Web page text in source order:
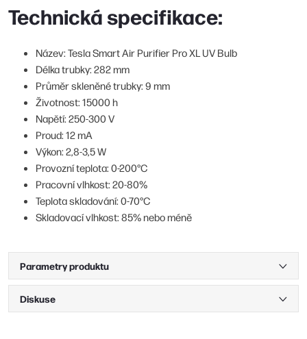
Technická specifikace:
Název: Tesla Smart Air Purifier Pro XL UV Bulb
Délka trubky: 282 mm
Průměr skleněné trubky: 9 mm
Životnost: 15000 h
Napětí: 250-300 V
Proud: 12 mA
Výkon: 2,8-3,5 W
Provozní teplota: 0-200°C
Pracovní vlhkost: 20-80%
Teplota skladování: 0-70°C
Skladovací vlhkost: 85% nebo méně
Parametry produktu
Diskuse